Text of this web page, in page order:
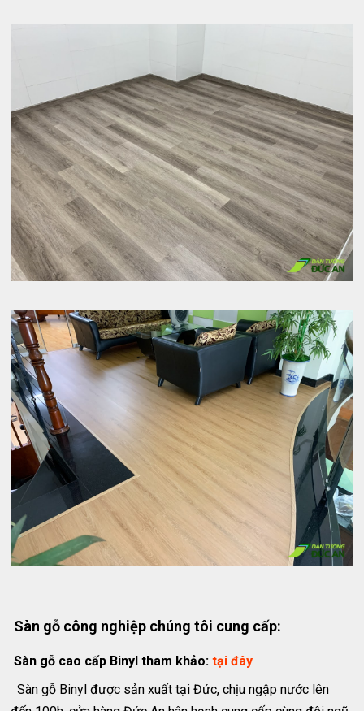
Sàn gỗ công nghiệp chúng tôi cung cấp:
Sàn gỗ cao cấp Binyl tham khảo:tại đây
Sàn gỗ Binyl được sản xuất tại Đức, chịu ngập nước lên